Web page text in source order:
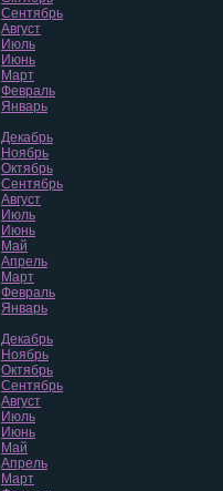
Сентябрь
Август
Июль
Июнь
Март
Февраль
Январь
Декабрь
Ноябрь
Октябрь
Сентябрь
Август
Июль
Июнь
Май
Апрель
Март
Февраль
Январь
Декабрь
Ноябрь
Октябрь
Сентябрь
Август
Июль
Июнь
Май
Апрель
Март